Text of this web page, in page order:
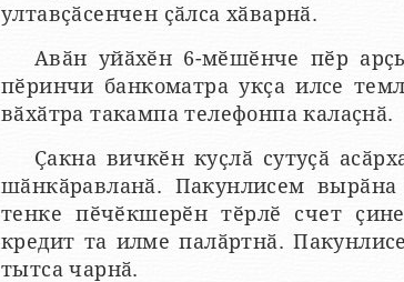
ултавҫӑсенчен ҫӑлса хӑварнӑ.
Авӑн уйӑхӗн 6-мӗшӗнче пӗр
пӗринчи банкоматра укҫа илсе
вӑхӑтра такампа телефонпа калаҫнӑ.
Ҫакна вичкӗн куҫлӑ сутуҫӑ
шӑнкӑравланӑ. Пакунлисем
тенке пӗчӗкшерӗн тӗрлӗ счет
кредит та илме палӑртнӑ.
тытса чарнӑ.